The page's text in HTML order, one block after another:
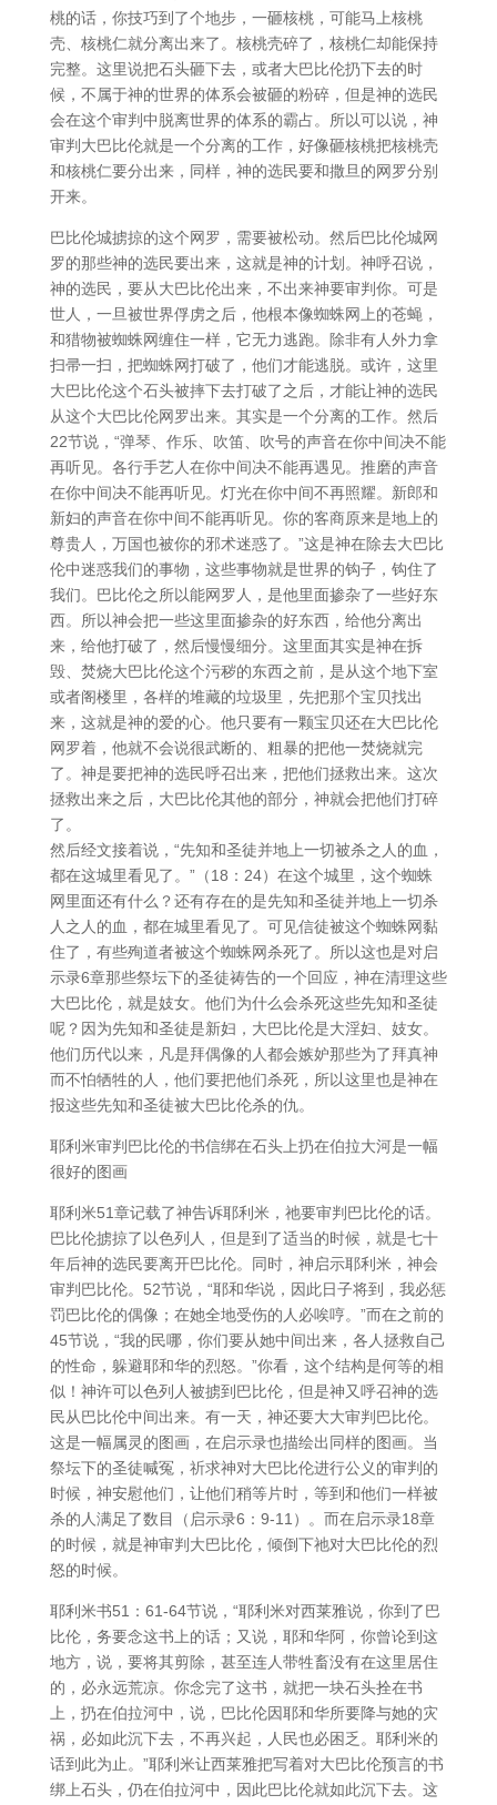
桃的话，你技巧到了个地步，一砸核桃，可能马上核桃
壳、核桃仁就分离出来了。核桃壳碎了，核桃仁却能保持
完整。这里说把石头砸下去，或者大巴比伦扔下去的时
候，不属于神的世界的体系会被砸的粉碎，但是神的选民
会在这个审判中脱离世界的体系的霸占。所以可以说，神
审判大巴比伦就是一个分离的工作，好像砸核桃把核桃壳
和核桃仁要分出来，同样，神的选民要和撒旦的网罗分别
开来。
巴比伦城掳掠的这个网罗，需要被松动。然后巴比伦城网
罗的那些神的选民要出来，这就是神的计划。神呼召说，
神的选民，要从大巴比伦出来，不出来神要审判你。可是
世人，一旦被世界俘虏之后，他根本像蜘蛛网上的苍蝇，
和猎物被蜘蛛网缠住一样，它无力逃跑。除非有人外力拿
扫帚一扫，把蜘蛛网打破了，他们才能逃脱。或许，这里
大巴比伦这个石头被摔下去打破了之后，才能让神的选民
从这个大巴比伦网罗出来。其实是一个分离的工作。然后
22节说，“弹琴、作乐、吹笛、吹号的声音在你中间决不能
再听见。各行手艺人在你中间决不能再遇见。推磨的声音
在你中间决不能再听见。灯光在你中间不再照耀。新郎和
新妇的声音在你中间不能再听见。你的客商原来是地上的
尊贵人，万国也被你的邪术迷惑了。”这是神在除去大巴比
伦中迷惑我们的事物，这些事物就是世界的钩子，钩住了
我们。巴比伦之所以能网罗人，是他里面掺杂了一些好东
西。所以神会把一些这里面掺杂的好东西，给他分离出
来，给他打破了，然后慢慢细分。这里面其实是神在拆
毁、焚烧大巴比伦这个污秽的东西之前，是从这个地下室
或者阁楼里，各样的堆藏的垃圾里，先把那个宝贝找出
来，这就是神的爱的心。他只要有一颗宝贝还在大巴比伦
网罗着，他就不会说很武断的、粗暴的把他一焚烧就完
了。神是要把神的选民呼召出来，把他们拯救出来。这次
拯救出来之后，大巴比伦其他的部分，神就会把他们打碎
了。
然后经文接着说，“先知和圣徒并地上一切被杀之人的血，
都在这城里看见了。”（18：24）在这个城里，这个蜘蛛
网里面还有什么？还有存在的是先知和圣徒并地上一切杀
人之人的血，都在城里看见了。可见信徒被这个蜘蛛网黏
住了，有些殉道者被这个蜘蛛网杀死了。所以这也是对启
示录6章那些祭坛下的圣徒祷告的一个回应，神在清理这些
大巴比伦，就是妓女。他们为什么会杀死这些先知和圣徒
呢？因为先知和圣徒是新妇，大巴比伦是大淫妇、妓女。
他们历代以来，凡是拜偶像的人都会嫉妒那些为了拜真神
而不怕牺牲的人，他们要把他们杀死，所以这里也是神在
报这些先知和圣徒被大巴比伦杀的仇。
耶利米审判巴比伦的书信绑在石头上扔在伯拉大河是一幅
很好的图画
耶利米51章记载了神告诉耶利米，祂要审判巴比伦的话。
巴比伦掳掠了以色列人，但是到了适当的时候，就是七十
年后神的选民要离开巴比伦。同时，神启示耶利米，神会
审判巴比伦。52节说，“耶和华说，因此日子将到，我必惩
罚巴比伦的偶像；在她全地受伤的人必唉哼。”而在之前的
45节说，“我的民哪，你们要从她中间出来，各人拯救自己
的性命，躲避耶和华的烈怒。”你看，这个结构是何等的相
似！神许可以色列人被掳到巴比伦，但是神又呼召神的选
民从巴比伦中间出来。有一天，神还要大大审判巴比伦。
这是一幅属灵的图画，在启示录也描绘出同样的图画。当
祭坛下的圣徒喊冤，祈求神对大巴比伦进行公义的审判的
时候，神安慰他们，让他们稍等片时，等到和他们一样被
杀的人满足了数目（启示录6：9-11）。而在启示录18章
的时候，就是神审判大巴比伦，倾倒下祂对大巴比伦的烈
怒的时候。
耶利米书51：61-64节说，“耶利米对西莱雅说，你到了巴
比伦，务要念这书上的话；又说，耶和华阿，你曾论到这
地方，说，要将其剪除，甚至连人带牲畜没有在这里居住
的，必永远荒凉。你念完了这书，就把一块石头拴在书
上，扔在伯拉河中，说，巴比伦因耶和华所要降与她的灾
祸，必如此沉下去，不再兴起，人民也必困乏。耶利米的
话到此为止。”耶利米让西莱雅把写着对大巴比伦预言的书
绑上石头，仍在伯拉河中，因此巴比伦就如此沉下去。这